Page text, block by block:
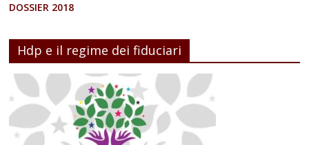
DOSSIER 2018
Hdp e il regime dei fiduciari